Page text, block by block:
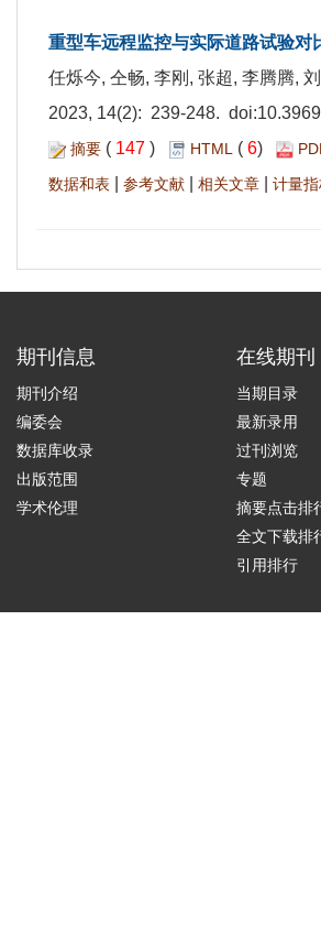
重型车远程监控与实际道路试验对
任烁今, 仝畅, 李刚, 张超, 李腾腾,
2023, 14(2): 239-248. doi:
摘要 ( 147 ) HTML ( 6)
数据和表 参考文献 相关文章 计量
期刊信息
期刊介绍
编委会
数据库收录
出版范围
学术伦理
在线期刊
当期目录
最新录用
过刊浏览
专题
摘要点击排
全文下载排
引用排行